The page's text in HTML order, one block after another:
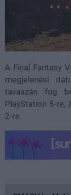
A Final Fantasy
megjelenési
tavaszán fog
PlayStation 5-re,
2-re.